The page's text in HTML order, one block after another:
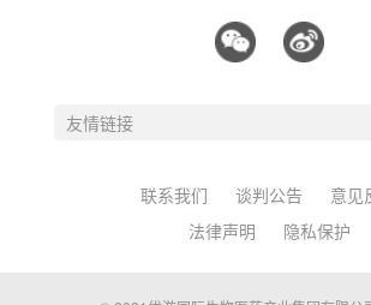
联系我们 谈判公告
意见
法律声明
隐私保护